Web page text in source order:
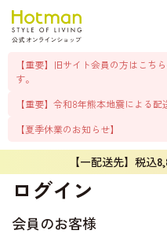
【重要】旧サイト会員の方はこち
す。
【重要】令和8年熊本地震による配
【夏季休業のお知らせ】
【一配送先】税込
ログイン
会員のお客様